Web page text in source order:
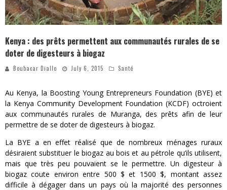
Kenya : des prêts permettent aux communautés rurales de se
doter de digesteurs à biogaz
Boubacar Diallo July 6, 2015 Santé
Au Kenya, la Boosting Young Entrepreneurs Foundation (BYE) et
la Kenya Community Development Foundation (KCDF) octroient
aux communautés rurales de Muranga, des prêts afin de leur
permettre de se doter de digesteurs à biogaz.
La BYE a en effet réalisé que de nombreux ménages ruraux
désiraient substituer le biogaz au bois et au pétrole qu’ils utilisent,
mais que très peu pouvaient se le permettre. Un digesteur à
biogaz coute environ entre 500 $ et 1500 $, montant assez
difficile à dégager dans un pays où la majorité des personnes